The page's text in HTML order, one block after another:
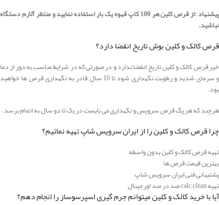
پیشنهاد :از قرص کلین هر 100 کاپ قهوه یک بار استفاده نمایید و منتظر آلارم دستگاه
نباشید.
قرص کالک و کلین بوش تاریخ انقضا دارد؟
خیر قرص کالک و کلین تاریخ انقضا ندارد و در صورتی که در شرایط مناسب به دور از دما
و سرمای شدید و رطوبت نگهداری شود تا 10 سال قادر به نگهداری قرص ها خواهید
بود.
هرچند که هر پگ قرص سرویس و نگهداری می بایست در یک تا دو سال به اتمام برسد.
چرا قرص کالک و کلین را از ایران سرویس شاپ تهیه نمائیم؟
تهیه قرص کالک و کلین بدون واسطه
بهترین قیمت قرص ها
پشتیبانی فنی ایران سرویس شاپ
تهیه calc clean صد در صد اورجینال
آیا با خرید کالک و کلین میتوانم جرم گیری اسپرسوساز را انجام دهم؟